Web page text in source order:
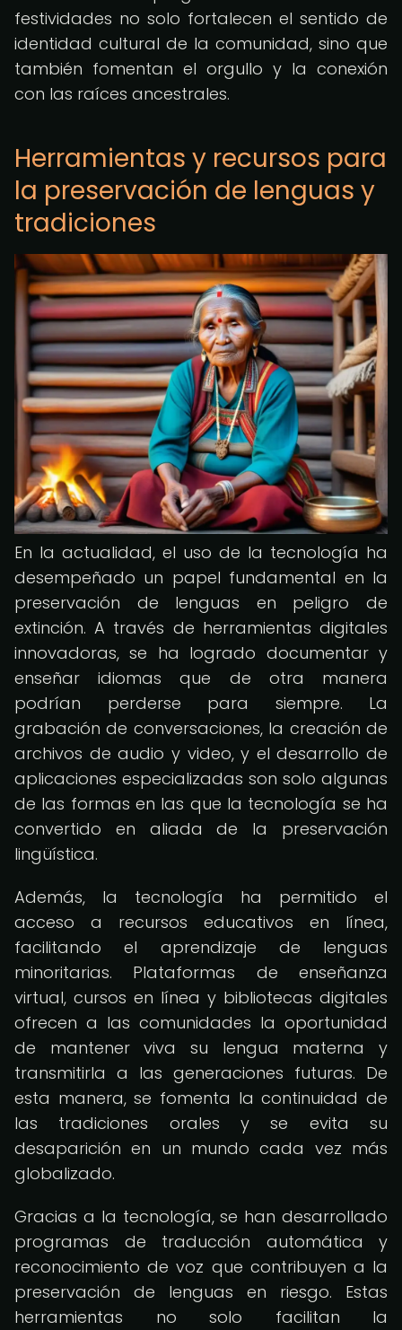
festividades no solo fortalecen el sentido de
identidad cultural de la comunidad, sino que
también fomentan el orgullo y la conexión
con las raíces ancestrales.
Herramientas y recursos para
la preservación de lenguas y
tradiciones
En la actualidad, el uso de la tecnología ha
desempeñado un papel fundamental en la
preservación de lenguas en peligro de
extinción. A través de herramientas digitales
innovadoras, se ha logrado documentar y
enseñar idiomas que de otra manera
podrían perderse para siempre. La
grabación de conversaciones, la creación de
archivos de audio y video, y el desarrollo de
aplicaciones especializadas son solo algunas
de las formas en las que la tecnología se ha
convertido en aliada de la preservación
lingüística.
Además, la tecnología ha permitido el
acceso a recursos educativos en línea,
facilitando el aprendizaje de lenguas
minoritarias. Plataformas de enseñanza
virtual, cursos en línea y bibliotecas digitales
ofrecen a las comunidades la oportunidad
de mantener viva su lengua materna y
transmitirla a las generaciones futuras. De
esta manera, se fomenta la continuidad de
las tradiciones orales y se evita su
desaparición en un mundo cada vez más
globalizado.
Gracias a la tecnología, se han desarrollado
programas de traducción automática y
reconocimiento de voz que contribuyen a la
preservación de lenguas en riesgo. Estas
herramientas no solo facilitan la